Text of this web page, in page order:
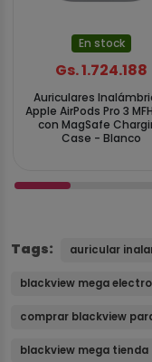
En stock
Gs. 1.724.188
Auriculares
Apple AirPods Pro 3
con MagSafe
Case - Blanco
Tags: auricular
blackview mega
comprar blackview
blackview mega tienda